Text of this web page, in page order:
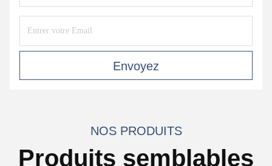
Envoyez
NOS PRODUITS
Produits semblables